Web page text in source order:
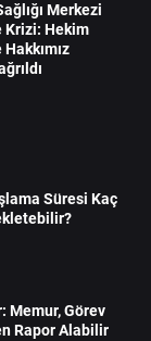
Merkezi
Krizi: Hekim
Süresi Kaç
Memur, Görev
Rapor Alabilir